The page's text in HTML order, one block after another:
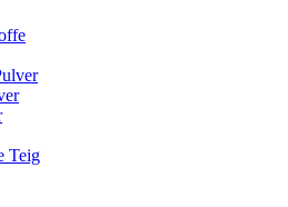
Teig